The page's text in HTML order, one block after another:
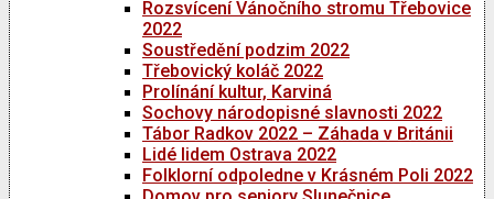
Rozsvícení Vánočního stromu Třebovice
2022
Soustředění podzim 2022
Třebovický koláč 2022
Prolínání kultur, Karviná
Sochovy národopisné slavnosti 2022
Tábor Radkov 2022 – Záhada v Británii
Lidé lidem Ostrava 2022
Folklorní odpoledne v Krásném Poli 2022